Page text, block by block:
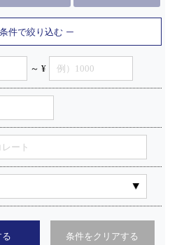
件で絞り込む
～ ¥
条件をクリアする